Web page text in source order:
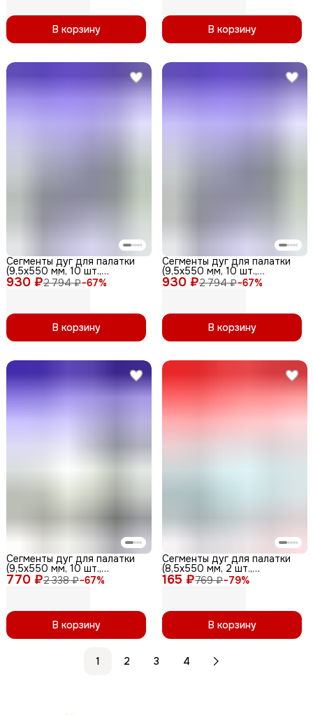
В корзину В корзину
930 ₽2 794 ₽−67%
Сегменты дуг для палатки
(9,5х550 мм, 10 шт.,
фиберглас) + эластичный
шнур (5 метров) +
В корзину
930 ₽2 794 ₽−67%
Сегменты дуг для палатки
(9,5х550 мм, 10 шт.,
фиберглас) + эластичный
шнур (5 метров) + концевики
В корзину
770 ₽2 338 ₽−67%
Сегменты дуг для палатки
(9,5х550 мм, 10 шт.,
фиберглас)
В корзину
165 ₽769 ₽−79%
Сегменты дуг для палатки
(8,5х550 мм, 2 шт.,
фиберглас)
В корзину
1 2 3 4